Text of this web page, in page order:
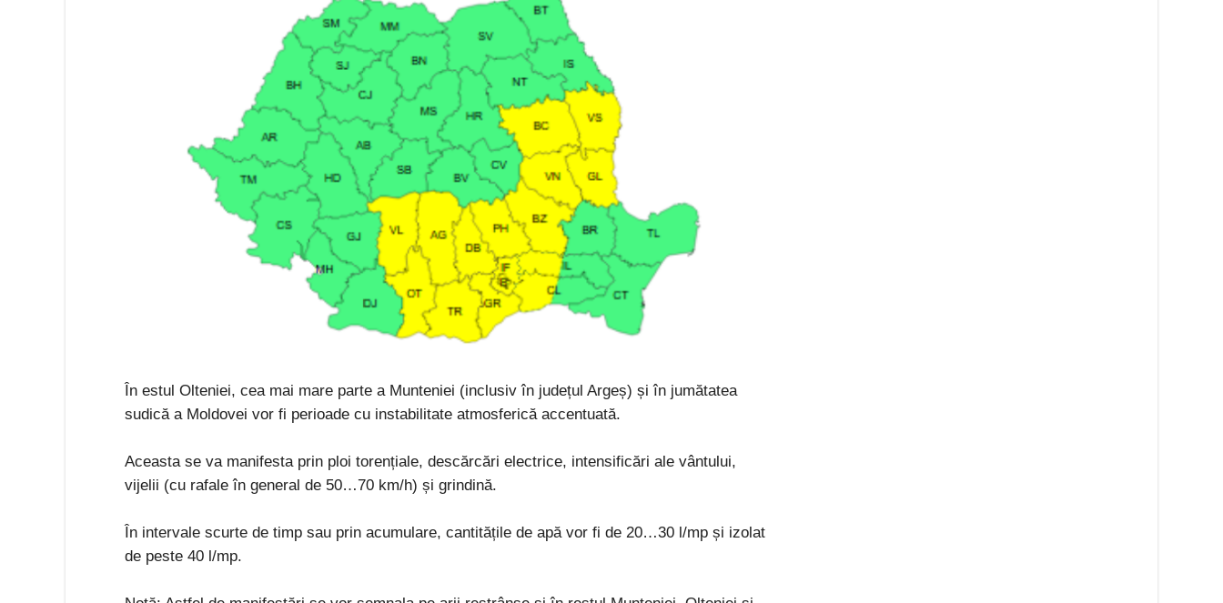
În estul Olteniei, cea mai mare parte a Munteniei (inclusiv în județul Argeș) și în jumătatea
sudică a Moldovei vor fi perioade cu instabilitate atmosferică accentuată.
Aceasta se va manifesta prin ploi torențiale, descărcări electrice, intensificări ale vântului,
vijelii (cu rafale în general de 50…70 km/h) și grindină.
În intervale scurte de timp sau prin acumulare, cantitățile de apă vor fi de 20…30 l/mp și izolat
de peste 40 l/mp.